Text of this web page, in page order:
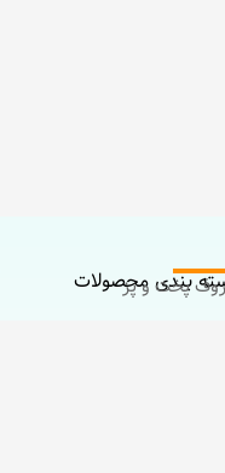
بندی محصولات
پخت و پز